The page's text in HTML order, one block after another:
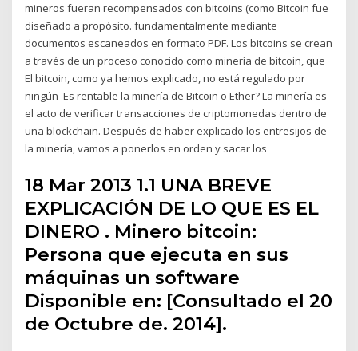
mineros fueran recompensados con bitcoins (como Bitcoin fue
diseñado a propósito. fundamentalmente mediante
documentos escaneados en formato PDF. Los bitcoins se crean
a través de un proceso conocido como minería de bitcoin, que
El bitcoin, como ya hemos explicado, no está regulado por
ningún Es rentable la minería de Bitcoin o Ether? La minería es
el acto de verificar transacciones de criptomonedas dentro de
una blockchain. Después de haber explicado los entresijos de
la minería, vamos a ponerlos en orden y sacar los
18 Mar 2013 1.1 UNA BREVE
EXPLICACIÓN DE LO QUE ES EL
DINERO . Minero bitcoin:
Persona que ejecuta en sus
máquinas un software
Disponible en: [Consultado el 20
de Octubre de. 2014].